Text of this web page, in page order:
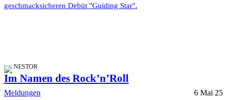
geschmacksicheren Debüt "Guiding Star".
NESTOR
Im Namen des Rock’n’Roll
Meldungen 6 Mai 25